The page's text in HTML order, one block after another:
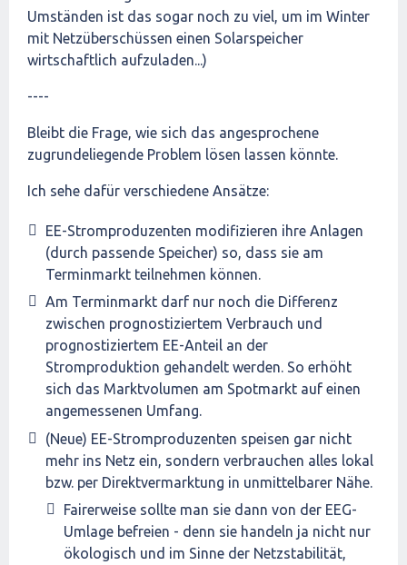
Umständen ist das sogar noch zu viel, um im Winter
mit Netzüberschüssen einen Solarspeicher
wirtschaftlich aufzuladen...)
----
Bleibt die Frage, wie sich das angesprochene
zugrundeliegende Problem lösen lassen könnte.
Ich sehe dafür verschiedene Ansätze:
EE-Stromproduzenten modifizieren ihre Anlagen
(durch passende Speicher) so, dass sie am
Terminmarkt teilnehmen können.
Am Terminmarkt darf nur noch die Differenz
zwischen prognostiziertem Verbrauch und
prognostiziertem EE-Anteil an der
Stromproduktion gehandelt werden. So erhöht
sich das Marktvolumen am Spotmarkt auf einen
angemessenen Umfang.
(Neue) EE-Stromproduzenten speisen gar nicht
mehr ins Netz ein, sondern verbrauchen alles lokal
bzw. per Direktvermarktung in unmittelbarer Nähe.
Fairerweise sollte man sie dann von der EEG-
Umlage befreien - denn sie handeln ja nicht nur
ökologisch und im Sinne der Netzstabilität,